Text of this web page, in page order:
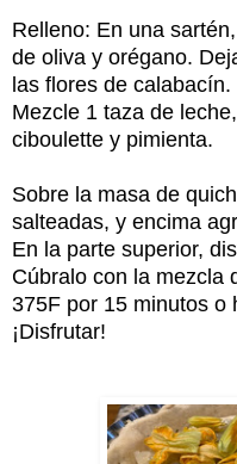
Relleno: En una
de oliva y orégano.
las flores de calabacín.
Mezcle 1 taza de
ciboulette y pimienta.
Sobre la masa de
salteadas, y encima
En la parte superior,
Cúbralo con la mezcla
375F por 15 minutos o
¡Disfrutar!